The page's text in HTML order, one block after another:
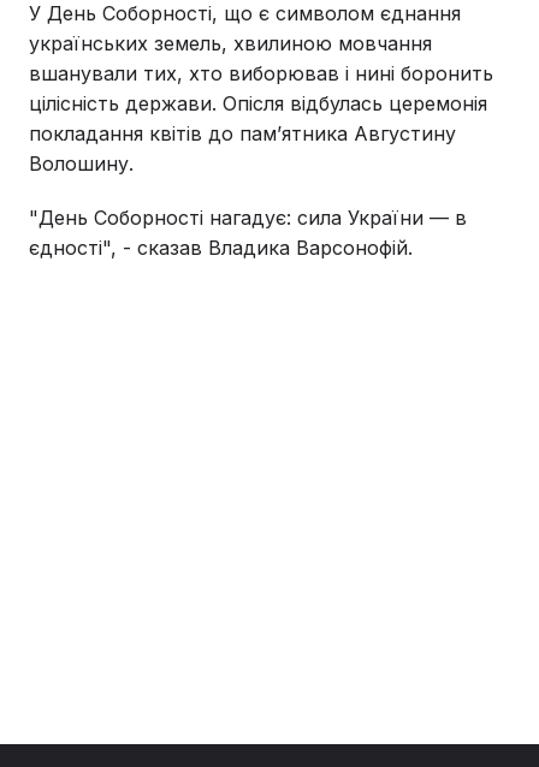
У День Соборності, що є символом єднання
українських земель, хвилиною мовчання
вшанували тих, хто виборював і нині боронить
цілісність держави. Опісля відбулась церемонія
покладання квітів до памʼятника Августину
Волошину.
"День Соборності нагадує: сила України — в
єдності", - сказав Владика Варсонофій.